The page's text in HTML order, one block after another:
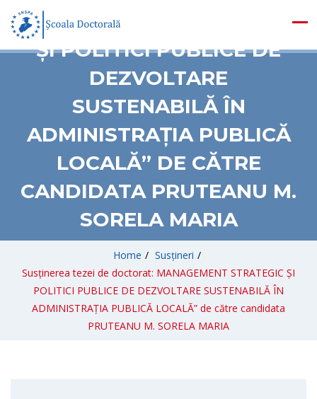
MANAGEMENT STRATEGIC
ȘI POLITICI PUBLICE DE
DEZVOLTARE
SUSTENABILĂ ÎN
ADMINISTRAȚIA PUBLICĂ
LOCALĂ” DE CĂTRE
CANDIDATA PRUTEANU M.
SORELA MARIA
Home / Susțineri /
Susținerea tezei de doctorat: MANAGEMENT STRATEGIC ȘI
POLITICI PUBLICE DE DEZVOLTARE SUSTENABILĂ ÎN
ADMINISTRAȚIA PUBLICĂ LOCALĂ” de către candidata
PRUTEANU M. SORELA MARIA